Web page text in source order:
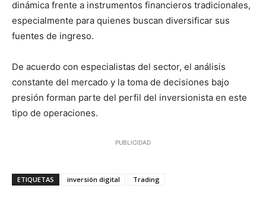
dinámica frente a instrumentos financieros tradicionales,
especialmente para quienes buscan diversificar sus
fuentes de ingreso.
De acuerdo con especialistas del sector, el análisis
constante del mercado y la toma de decisiones bajo
presión forman parte del perfil del inversionista en este
tipo de operaciones.
PUBLICIDAD
ETIQUETAS inversión digital Trading